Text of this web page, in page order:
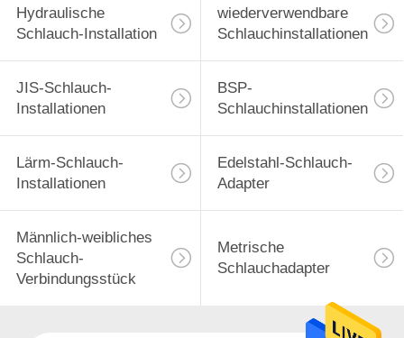
Hydraulische
Schlauch-Installation
wiederverwendbare
Schlauchinstallationen
JIS-Schlauch-
Installationen
BSP-
Schlauchinstallationen
Lärm-Schlauch-
Installationen
Edelstahl-Schlauch-
Adapter
Männlich-weibliches
Schlauch-
Verbindungsstück
Metrische
Schlauchadapter